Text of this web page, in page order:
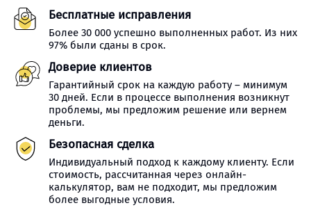
Бесплатные исправления
Более 30 000 успешно выполненных работ. Из них
97% были сданы в срок.
Доверие клиентов
Гарантийный срок на каждую работу – минимум
30 дней. Если в процессе выполнения возникнут
проблемы, мы предложим решение или вернем
деньги.
Безопасная сделка
Индивидуальный подход к каждому клиенту. Если
стоимость, рассчитанная через онлайн-
калькулятор, вам не подходит, мы предложим
более выгодные условия.